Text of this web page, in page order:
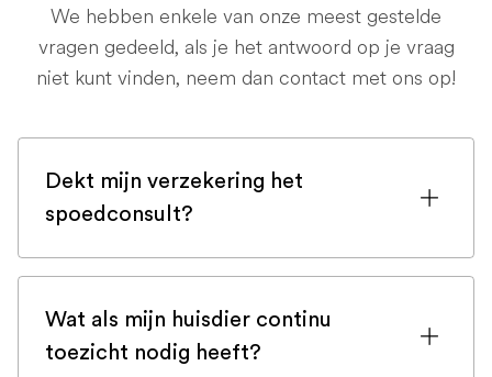
We hebben enkele van onze meest gestelde
vragen gedeeld, als je het antwoord op je vraag
niet kunt vinden, neem dan contact met ons op!
Dekt mijn verzekering het
spoedconsult?
Als u bent ingeschreven bij een
dat een spoedconsult wordt gedekt.
Maar controleer voor de zekerheid uw
Wat als mijn huisdier continu
toezicht nodig heeft?